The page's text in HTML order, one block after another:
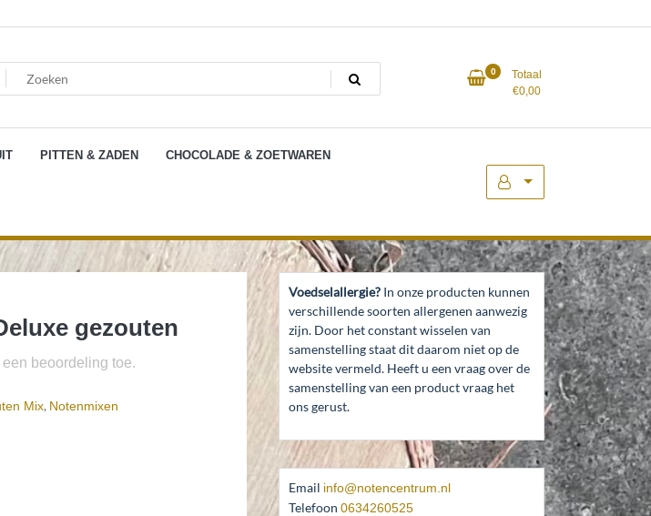
0
Totaal
€0,00
PITTEN & ZADEN CHOCOLADE & ZOETWAREN
gezouten
beoordeling toe.
Mix, Notenmixen
Voedselallergie? In onze producten kunnen
verschillende soorten allergenen aanwezig
zijn. Door het constant wisselen van
samenstelling staat dit daarom niet op de
website vermeld. Heeft u een vraag over de
samenstelling van een product vraag het
ons gerust.
Email info@notencentrum.nl
Telefoon 0634260525